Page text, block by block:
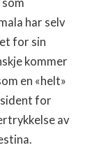
har selv
for sin
kommer
en «helt»
for
av